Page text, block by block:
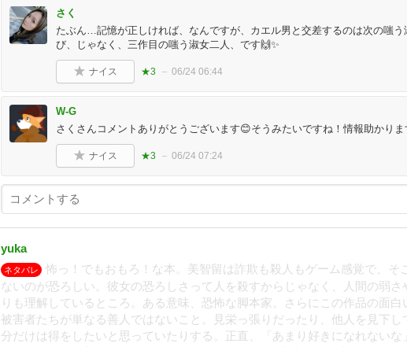
さく
たぶん…記憶が正しければ、なんですが、カエル男と交差するのは次の嗤う
び、じゃなく、三作目の嗤う淑女二人、です🙌✨
ナイス ★3 06/24 06:44
W-G
さくさんコメントありがとうございます😊そうみたいですね！情報助かりま
ナイス ★3 06/24 07:24
yuka
ネタバレ
怖っ！でもおもろ！な本。美智留は詐欺も殺人もゲーム感覚で、そ
ないのが恐ろしい。彼女の恐ろしさって人を殺すからじゃなく、人間の弱さ
りも理解しているところ。ある意味、恐怖な脚本家。さらにこの作品の面白
被害者たちが単なる善人ではないこと。見栄っ張りだったり、他人を見下し
分だけは得をしたいと思っていたりする。正直、「あまり好きになれないな